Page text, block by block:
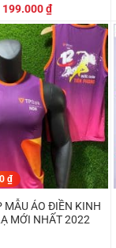
Giá
là:
219.000 ₫.
199.000₫Giá
hiện
tại
là:
199.000 ₫.
₫
MẪU ÁO ĐIỀN KINH
MỚI NHẤT 2022